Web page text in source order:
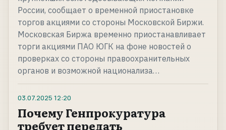
России, сообщает о временной приостановке
торгов акциями со стороны Московской Биржи.
Московская Биржа временно приостанавливает
торги акциями ПАО ЮГК на фоне новостей о
проверках со стороны правоохранительных
органов и возможной национализа…
03.07.2025 12:20
Почему Генпрокуратура
требует передать